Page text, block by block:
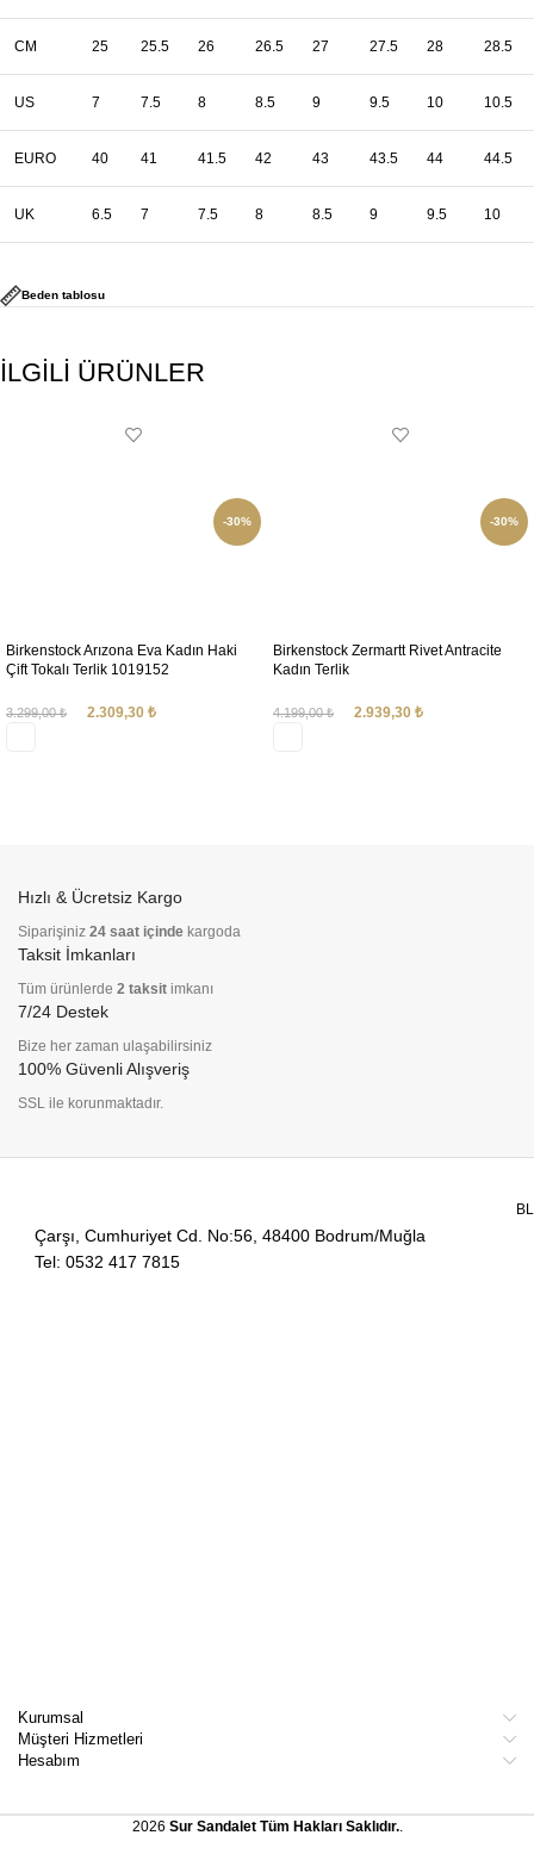
CM 25 25.5 26 26.5 27 27.5 28 28.5
US 7 7.5 8 8.5 9 9.5 10 10.5
EURO 40 41 41.5 42 43 43.5 44 44.5
UK 6.5 7 7.5 8 8.5 9 9.5 10
Beden tablosu
İLGİLİ ÜRÜNLER
-30%
Birkenstock Arızona Eva Kadın Haki
Çift Tokalı Terlik 1019152
3.299,00₺ 2.309,30 ₺
-30%
Birkenstock Zermartt Rivet Antracite
Kadın Terlik
4.199,00₺ 2.939,30 ₺
Hızlı & Ücretsiz Kargo
Siparişiniz 24 saat içinde kargoda
Taksit İmkanları
Tüm ürünlerde 2 taksit imkanı
7/24 Destek
Bize her zaman ulaşabilirsiniz
100% Güvenli Alışveriş
SSL ile korunmaktadır.
Çarşı, Cumhuriyet Cd. No:56, 48400 Bodrum/Muğla
Tel: 0532 417 7815
Kurumsal
Müşteri Hizmetleri
Hesabım
2026 Sur Sandalet Tüm Hakları Saklıdır..